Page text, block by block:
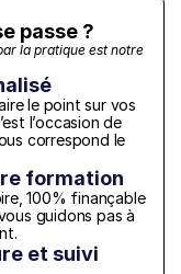
passe ?
la pratique est notre
le point sur vos
l’occasion de
correspond le
formation
100% finançable
guidons pas à
et suivi